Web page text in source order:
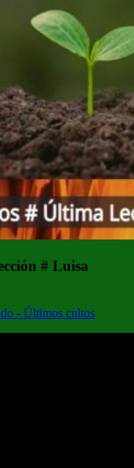
# Luisa
- Últimos cultos